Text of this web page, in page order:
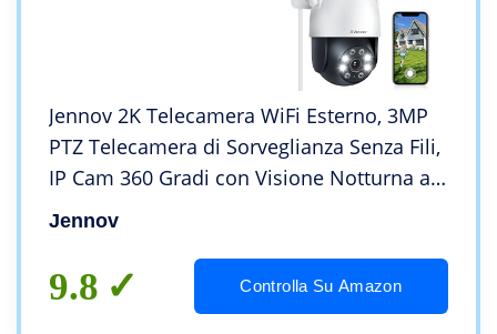
Jennov 2K Telecamera WiFi Esterno, 3MP
PTZ Telecamera di Sorveglianza Senza Fili,
IP Cam 360 Gradi con Visione Notturna a
Colori, Rilevamento del Movimento, Audio
Jennov
9.8 Controlla Su Amazon